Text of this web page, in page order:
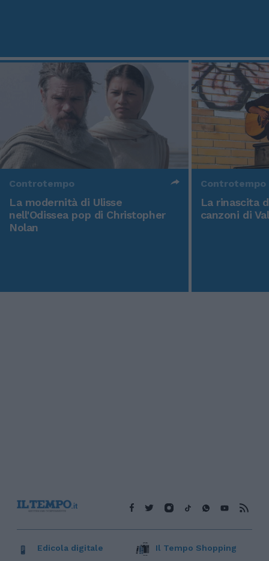
Controtempo
La modernità di Ulisse
nell'Odissea pop di Christopher
Nolan
Controtempo
La rinascita
canzoni di
Edicola digitale Il Tempo Shopping